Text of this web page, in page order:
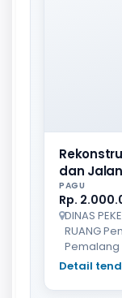
dan
PAGU
Rp.
DINAS
RUANG
Pemalang
Detail